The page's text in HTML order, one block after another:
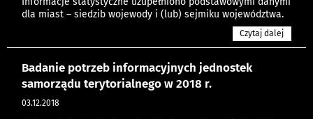
dla miast – siedzib wojewody i (lub) sejmiku województwa.
Czytaj dalej
Badanie potrzeb informacyjnych jednostek
samorządu terytorialnego w 2018 r.
03.12.2018